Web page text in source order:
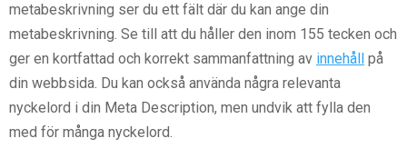
metabeskrivning ser du ett fält där du kan ange din
metabeskrivning. Se till att du håller den inom 155 tecken och
ger en kortfattad och korrekt sammanfattning av innehåll på
din webbsida. Du kan också använda några relevanta
nyckelord i din Meta Description, men undvik att fylla den
med för många nyckelord.